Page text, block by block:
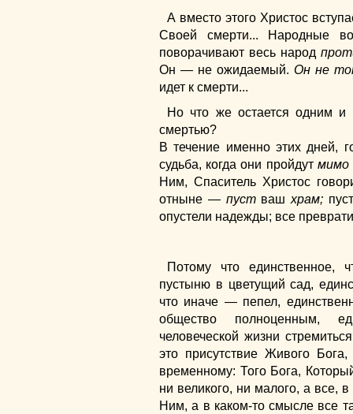
А вместо этого Христос
Своей смерти... Народные
поворачивают весь народ
Он — не ожидаемый. Он не
идет к смерти...
Но что же остается одним и
смертью?
В течение именно этих дней,
судьба, когда они пройдут мимо
Ним, Спаситель Христос
отныне — пуствашхрам;
опустели надежды; все
Потому что единственное,
пустыню в цветущий сад,
что иначе — пепел,
общество полноценным,
человеческой жизни
это присутствие Живого
временному: Того Бога,
ни великого, ни малого, а все,
Ним, а в каком-то смысле все